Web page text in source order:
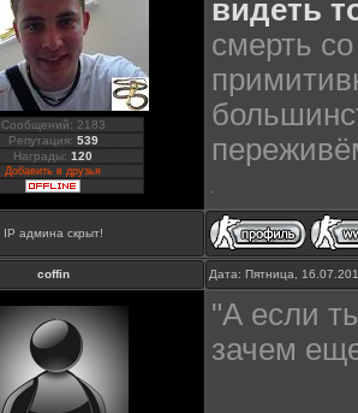
Сообщений: 2183
Репутация: 539
Награды:120
Добавить в друзья
видеть
смерть
IP админа скрыт!
coffin Дата: Пятница,
"А если
зачем